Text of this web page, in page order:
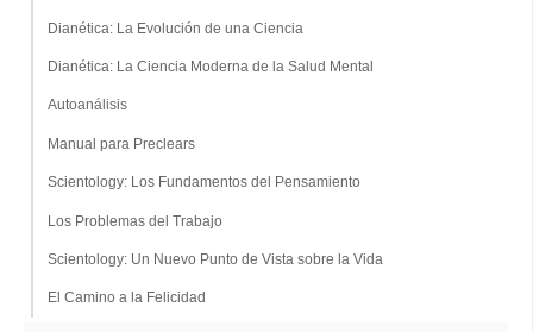
Dianética: La Evolución de una Ciencia
Dianética: La Ciencia Moderna de la Salud Mental
Autoanálisis
Manual para Preclears
Scientology: Los Fundamentos del Pensamiento
Los Problemas del Trabajo
Scientology: Un Nuevo Punto de Vista sobre la Vida
El Camino a la Felicidad